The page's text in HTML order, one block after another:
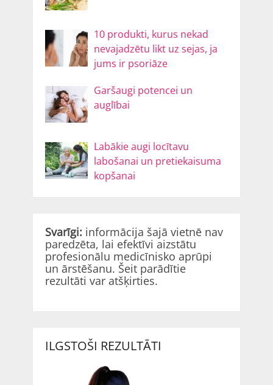
10 produkti, kurus nekad
nevajadzētu likt uz sejas, ja
jums ir psoriāze
Garšaugi potencei un
auglībai
Labākie augi locītavu
labošanai un pretiekaisuma
kopšanai
Svarīgi: informācija šajā vietnē nav
paredzēta, lai efektīvi aizstātu
profesionālu medicīnisko aprūpi
un ārstēšanu. Šeit parādītie
rezultāti var atšķirties.
ILGSTOŠI REZULTĀTI